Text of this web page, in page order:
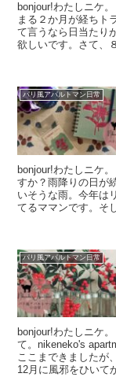
bonjour!わたしニケ
まる２か月が経ちト
て言うなら日当たり
欲しいです。さて、
パリ風アパルトマン日常
bonjour!わたしニケ
すか？雨降りの日が
いそうな雨。今年は
てるママンです。そ
パリ風アパルトマン日常
bonjour!わたしニケ
て。nikeneko's
ここまできましたが
12月に風邪をひいて